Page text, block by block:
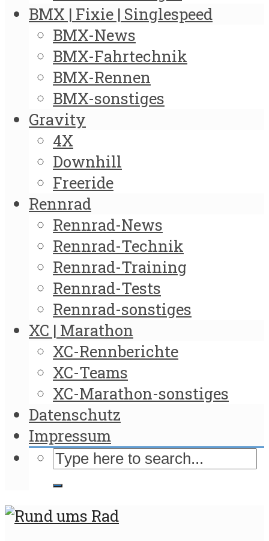
BMX | Fixie | Singlespeed
BMX-News
BMX-Fahrtechnik
BMX-Rennen
BMX-sonstiges
Gravity
4X
Downhill
Freeride
Rennrad
Rennrad-News
Rennrad-Technik
Rennrad-Training
Rennrad-Tests
Rennrad-sonstiges
XC | Marathon
XC-Rennberichte
XC-Teams
XC-Marathon-sonstiges
Datenschutz
Impressum